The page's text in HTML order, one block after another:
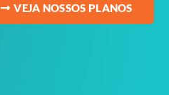
VEJA NOSSOS PLANOS